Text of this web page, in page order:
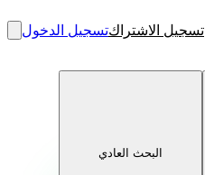
تسجيل الاشتراكتسجيل الدخول
البحث العادي